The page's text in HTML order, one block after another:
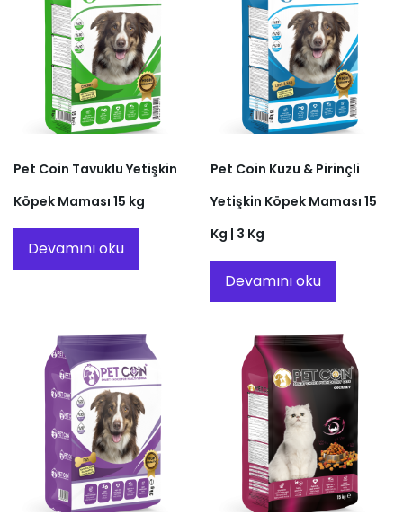
Pet Coin Tavuklu Yetişkin
Köpek Maması 15 kg
Devamını oku
Pet Coin Kuzu & Pirinçli
Yetişkin Köpek Maması 15
Kg | 3 Kg
Devamını oku